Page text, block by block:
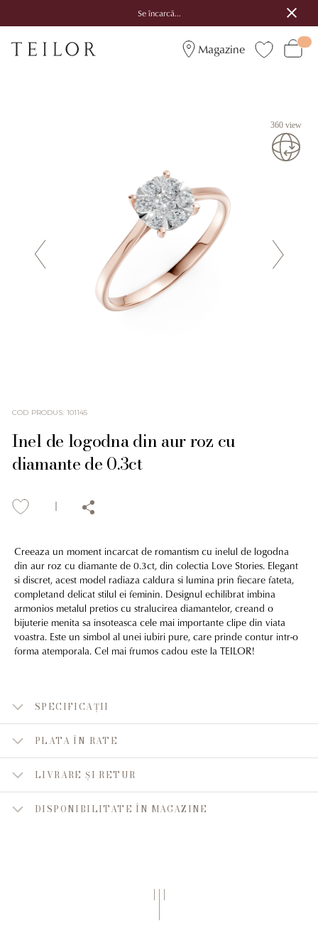
Se încarcă...
Magazine
360 view
COD PRODUS: 101145
Inel de logodna din aur roz cu
diamante de 0.3ct
Creeaza un moment incarcat de romantism cu inelul de logodna
din aur roz cu diamante de 0.3ct, din colectia Love Stories. Elegant
si discret, acest model radiaza caldura si lumina prin fiecare fateta,
completand delicat stilul ei feminin. Designul echilibrat imbina
armonios metalul pretios cu stralucirea diamantelor, creand o
bijuterie menita sa insoteasca cele mai importante clipe din viata
voastra. Este un simbol al unei iubiri pure, care prinde contur intr-o
forma atemporala. Cel mai frumos cadou este la TEILOR!
SPECIFICAȚII
PLATA ÎN RATE
LIVRARE ȘI RETUR
DISPONIBILITATE ÎN MAGAZINE